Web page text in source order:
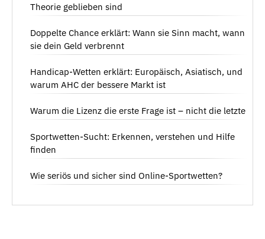
Theorie geblieben sind
Doppelte Chance erklärt: Wann sie Sinn macht, wann
sie dein Geld verbrennt
Handicap-Wetten erklärt: Europäisch, Asiatisch, und
warum AHC der bessere Markt ist
Warum die Lizenz die erste Frage ist – nicht die letzte
Sportwetten-Sucht: Erkennen, verstehen und Hilfe
finden
Wie seriös und sicher sind Online-Sportwetten?